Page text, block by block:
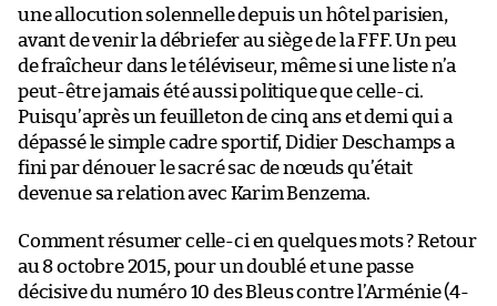
une allocution solennelle depuis un hôtel parisien,
avant de venir la débriefer au siège de la FFF. Un peu
de fraîcheur dans le téléviseur, même si une liste n’a
peut-être jamais été aussi politique que celle-ci.
Puisqu’après un feuilleton de cinq ans et demi qui a
dépassé le simple cadre sportif, Didier Deschamps a
fini par dénouer le sacré sac de nœuds qu’était
devenue sa relation avec Karim Benzema.
Comment résumer celle-ci en quelques mots ? Retour
au 8 octobre 2015, pour un doublé et une passe
décisive du numéro 10 des Bleus contre l’Arménie (4-